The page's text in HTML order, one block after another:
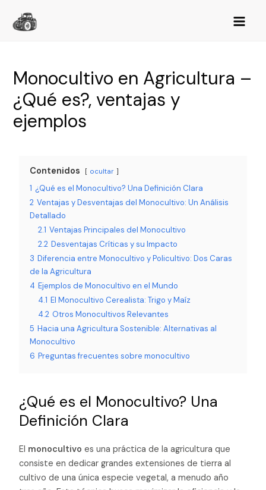
Monocultivo en Agricultura –
¿Qué es?, ventajas y
ejemplos
Contenidos ocultar
1 ¿Qué es el Monocultivo? Una Definición Clara
2 Ventajas y Desventajas del Monocultivo: Un Análisis
Detallado
2.1 Ventajas Principales del Monocultivo
2.2 Desventajas Críticas y su Impacto
3 Diferencia entre Monocultivo y Policultivo: Dos Caras
de la Agricultura
4 Ejemplos de Monocultivo en el Mundo
4.1 El Monocultivo Cerealista: Trigo y Maíz
4.2 Otros Monocultivos Relevantes
5 Hacia una Agricultura Sostenible: Alternativas al
Monocultivo
6 Preguntas frecuentes sobre monocultivo
¿Qué es el Monocultivo? Una
Definición Clara
El monocultivo es una práctica de la agricultura que
consiste en dedicar grandes extensiones de tierra al
cultivo de una única especie vegetal, a menudo año